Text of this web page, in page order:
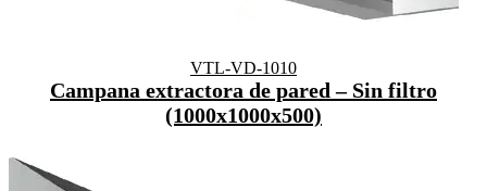
VTL-VD-1010
Campana extractora de pared – Sin filtro
(1000x1000x500)